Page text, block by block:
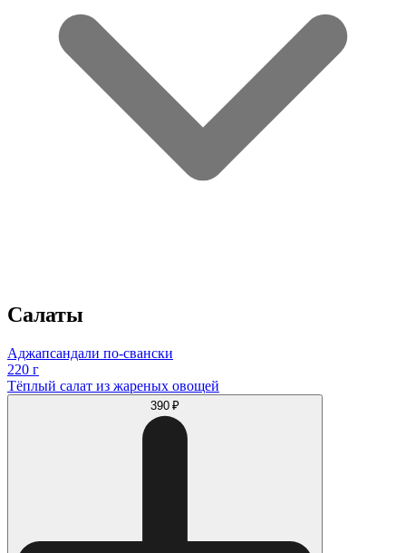
Салаты
Аджапсандали по-свански
220 г
Тёплый салат из жареных овощей
390 ₽